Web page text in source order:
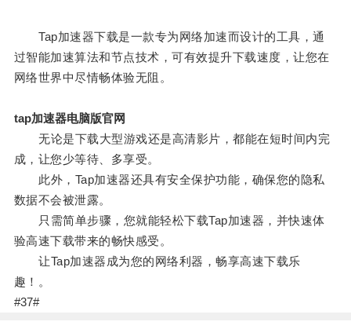
Tap加速器下载是一款专为网络加速而设计的工具，通
过智能加速算法和节点技术，可有效提升下载速度，让您在
网络世界中尽情畅体验无阻。
tap加速器电脑版官网
无论是下载大型游戏还是高清影片，都能在短时间内完
成，让您少等待、多享受。
此外，Tap加速器还具有安全保护功能，确保您的隐私
数据不会被泄露。
只需简单步骤，您就能轻松下载Tap加速器，并快速体
验高速下载带来的畅快感受。
让Tap加速器成为您的网络利器，畅享高速下载乐
趣！。
#37#